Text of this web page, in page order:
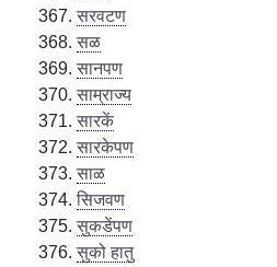
सरवटण
सळ
सानपण
साम्राज्य
सारकें
सारकेपण
साळ
सिजवण
सुकडेंपण
सुको हातु